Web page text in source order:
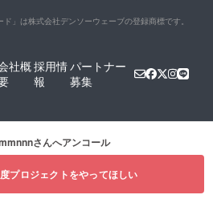
ド」は株式会社デンソーウェーブの登録商標です。
社概採用情
報
パートナー
募集
さんへアンコール
プロジェクトをやってほしい